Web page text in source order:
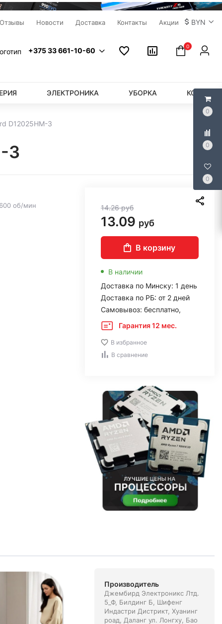
0
0
0
Отзывы Новости Доставка Контакты Акции BYN
+375 33 661-10-60
0
ЭЛЕКТРОНИКА УБОРКА
D12025HM-3
3
об/мин 14.26руб
13.09 руб
В корзину
В наличии
Доставка по Минску: 1 день
Доставка по РБ: от 2 дней
Самовывоз: бесплатно,
Гарантия 12 мес.
В избранное
В сравнение
Производитель
Джембирд Электроникс Лтд.
5_Ф, Билдинг Б, Шифенг
Индастри Дистрикт, Хуанинг
роад, Даланг ул. Лонгху, Бао